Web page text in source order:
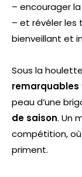
– encourager
– et révéler les
bienveillant et
Sous la
remarquables
peau d’une
de saison. Un
compétition, où
priment.